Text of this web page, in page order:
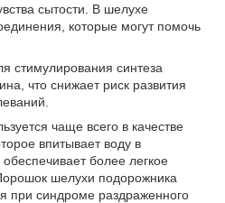
сытости. В шелухе
которые могут помочь
стимулирования синтеза
что снижает риск развития
чаще всего в качестве
впитывает воду в
более легкое
шелухи подорожника
при синдроме раздраженного